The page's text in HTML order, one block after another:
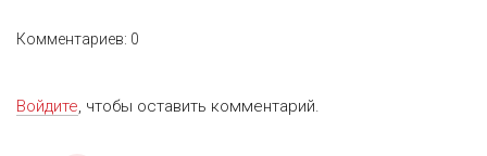
Комментариев: 0
Войдите, чтобы оставить комментарий.